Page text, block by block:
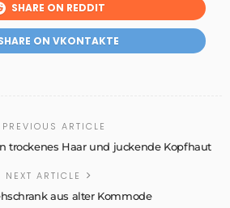
SHARE ON REDDIT
ON VKONTAKTE
PREVIOUS ARTICLE
trockenes Haar und juckende Kopfhaut
NEXT ARTICLE
aus alter Kommode